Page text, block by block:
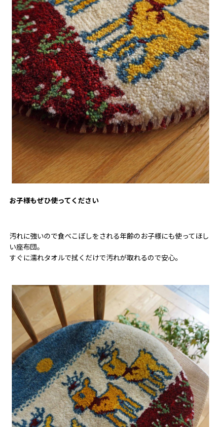
お子様もぜひ使ってください
汚れに強いので食べこぼしをされる年齢のお子様にも使ってほし
い座布団。
すぐに濡れタオルで拭くだけで汚れが取れるので安心。